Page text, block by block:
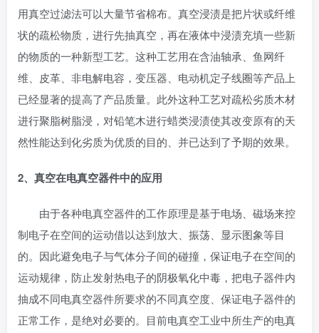
用真空过滤法可以大量节省棉布。真空浸渍是把片状或纤维
状的疏松物质，进行先抽真空，再在液体中浸渍充填一些新
的物质的一种新型工艺。这种工艺用在含油轴承、鱼网纤
维、皮革、非电解电容，变压器、电动机定子线圈等产品上
已经显著的提高了产品质量。此外这种工艺对疏松劣质木材
进行聚脂树脂浸，对铅笔木进行蜡类浸渍使其改变原有的天
然性能达到化劣质为优质的目的、并已达到了予期的效果。
2、真空在电真空器件中的应用
由于各种电真空器件的工作原理是基于电场、磁场来控
制电子在空间的运动借以达到放大、振荡、显示图象等目
的。因此避免电子与气体分子间的碰撞，保证电子在空间的
运动规律，防止发射热电子的阴极氧化中毒，把电子器件内
抽成不同电真空器件所要求的不同真空度、保证电子器件的
正常工作，是绝对必要的。目前电真空工业中所生产的电真